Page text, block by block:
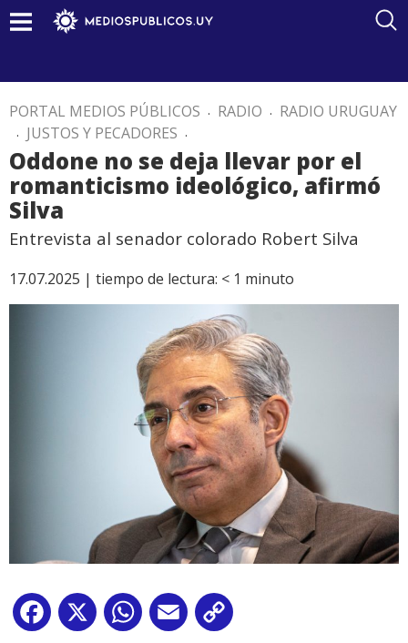
PORTAL MEDIOS PÚBLICOS . RADIO . RADIO URUGUAY
. JUSTOS Y PECADORES .
Oddone no se deja llevar por el
romanticismo ideológico, afirmó
Silva
Entrevista al senador colorado Robert Silva
17.07.2025 | tiempo de lectura: < 1 minuto
Facebook
X WhatsApp
Email